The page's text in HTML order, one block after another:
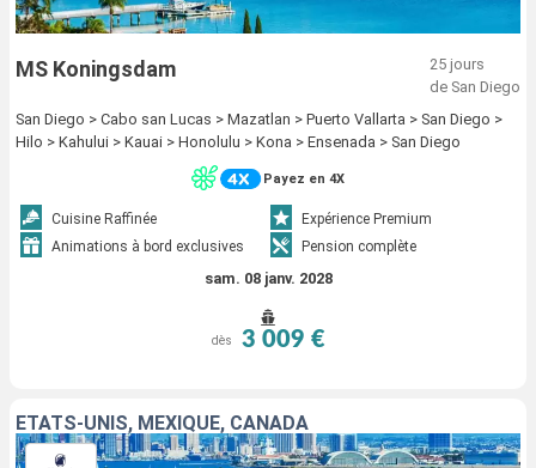
MS Koningsdam
25 jours
de San Diego
San Diego > Cabo san Lucas > Mazatlan > Puerto Vallarta > San Diego >
Hilo > Kahului > Kauai > Honolulu > Kona > Ensenada > San Diego
Payez en 4X
Cuisine Raffinée
Expérience Premium
Animations à bord exclusives
Pension complète
sam. 08 janv. 2028
dès 3 009 €
ÉTATS-UNIS, MEXIQUE, CANADA